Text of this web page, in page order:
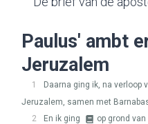
Paulus' ambt
Jeruzalem
1 Daarna ging ik, na verloop
Jeruzalem, samen met
2
En ik ging
op grond